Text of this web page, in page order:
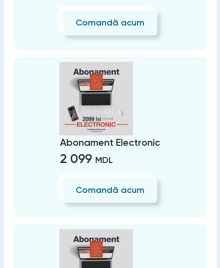
Comandă acum
Abonament Electronic
2 099 MDL
Comandă acum